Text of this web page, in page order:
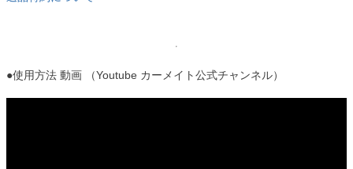
●使用方法 動画 （Youtube カーメイト公式チャンネル）